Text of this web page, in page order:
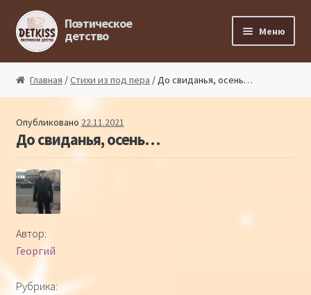
Перейти к навигации
Перейти к содержимому
Поэтическое
детство Меню
Поэтический ликбез
Поэтический блог
Детская философия
Главная /Стихи из под пера / До свиданья, осень…
Опубликовано 22.11.2021
До свиданья, осень…
Автор:
Георгий
Рубрика: